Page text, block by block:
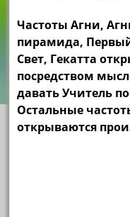
Частоты Агни,
пирамида,
Свет, Гекатта
посредством
давать Учитель
Остальные
открываются